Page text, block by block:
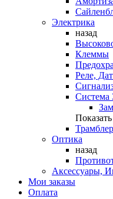
Электрика
назад
Клеммы
Реле,
Система
Оптика
назад
Аксессуары,
Мои заказы
Оплата